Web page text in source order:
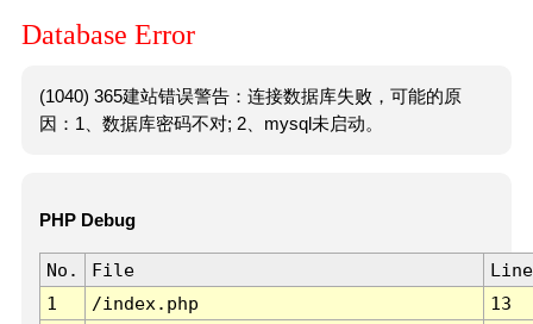
Database Error
(1040) 365建站错误警告：连接数据库失败，可能的原
因：1、数据库密码不对; 2、mysql未启动。
PHP Debug
No. File
Line
1
/index.php 13